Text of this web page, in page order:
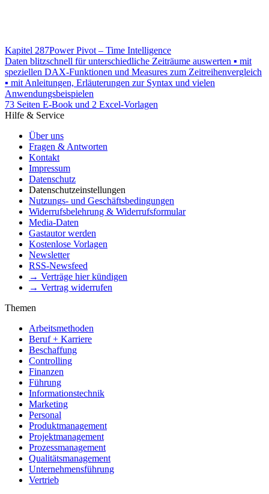
Kapitel 287Power Pivot – Time Intelligence
Daten blitzschnell für unterschiedliche Zeiträume auswerten ▪ mit
speziellen DAX-Funktionen und Measures zum Zeitreihenvergleich
▪ mit Anleitungen, Erläuterungen zur Syntax und vielen
Anwendungsbeispielen
73 Seiten E-Book und 2 Excel-Vorlagen
Hilfe & Service
Über uns
Fragen & Antworten
Kontakt
Impressum
Datenschutz
Datenschutzeinstellungen
Nutzungs- und Geschäftsbedingungen
Widerrufsbelehrung & Widerrufsformular
Media-Daten
Gastautor werden
Kostenlose Vorlagen
Newsletter
RSS-Newsfeed
→ Verträge hier kündigen
→ Vertrag widerrufen
Themen
Arbeitsmethoden
Beruf + Karriere
Beschaffung
Controlling
Finanzen
Führung
Informationstechnik
Marketing
Personal
Produktmanagement
Projektmanagement
Prozessmanagement
Qualitätsmanagement
Unternehmensführung
Vertrieb